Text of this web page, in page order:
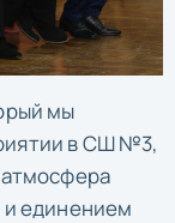
мы
в СШ №3,
и единением